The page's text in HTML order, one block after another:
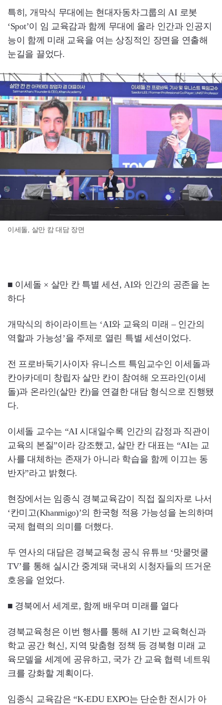
특히, 개막식 무대에는 현대자동차그룹의 AI 로봇
‘Spot’이 임 교육감과 함께 무대에 올라 인간과 인공지
능이 함께 미래 교육을 여는 상징적인 장면을 연출해
눈길을 끌었다.
이세돌, 살만 캄 대담 장면
■ 이세돌 × 살만 칸 특별 세션, AI와 인간의 공존을 논
하다
개막식의 하이라이트는 ‘AI와 교육의 미래 – 인간의
역할과 가능성’을 주제로 열린 특별 세션이었다.
전 프로바둑기사이자 유니스트 특임교수인 이세돌과
칸아카데미 창립자 살만 칸이 참여해 오프라인(이세
돌)과 온라인(살만 칸)을 연결한 대담 형식으로 진행됐
다.
이세돌 교수는 “AI 시대일수록 인간의 감정과 직관이
교육의 본질”이라 강조했고, 살만 칸 대표는 “AI는 교
사를 대체하는 존재가 아니라 학습을 함께 이끄는 동
반자”라고 밝혔다.
현장에서는 임종식 경북교육감이 직접 질의자로 나서
‘칸미고(Khanmigo)’의 한국형 적용 가능성을 논의하며
국제 협력의 의미를 더했다.
두 연사의 대담은 경북교육청 공식 유튜브 ‘맛쿨멋쿨
TV’를 통해 실시간 중계돼 국내외 시청자들의 뜨거운
호응을 얻었다.
■ 경북에서 세계로, 함께 배우며 미래를 열다
경북교육청은 이번 행사를 통해 AI 기반 교육혁신과
학교 공간 혁신, 지역 맞춤형 정책 등 경북형 미래 교
육모델을 세계에 공유하고, 국가 간 교육 협력 네트워
크를 강화할 계획이다.
임종식 교육감은 “K-EDU EXPO는 단순한 전시가 아